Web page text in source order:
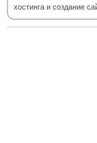
хостинга и создание